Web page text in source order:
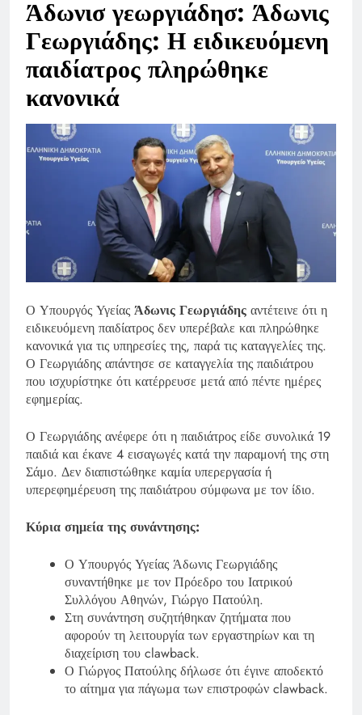
Άδωνισ γεωργιάδησ: Άδωνις
Γεωργιάδης: Η ειδικευόμενη
παιδίατρος πληρώθηκε
κανονικά
Ο Υπουργός ΥγείαςΆδωνις Γεωργιάδης αντέτεινε ότι η
ειδικευόμενη παιδίατρος δεν υπερέβαλε και πληρώθηκε
κανονικά για τις υπηρεσίες της, παρά τις καταγγελίες της.
Ο Γεωργιάδης απάντησε σε καταγγελία της παιδιάτρου
που ισχυρίστηκε ότι κατέρρευσε μετά από πέντε ημέρες
εφημερίας.
Ο Γεωργιάδης ανέφερε ότι η παιδιάτρος είδε συνολικά 19
παιδιά και έκανε 4 εισαγωγές κατά την παραμονή της στη
Σάμο. Δεν διαπιστώθηκε καμία υπερεργασία ή
υπερεφημέρευση της παιδιάτρου σύμφωνα με τον ίδιο.
Κύρια σημεία της συνάντησης:
Ο Υπουργός Υγείας Άδωνις Γεωργιάδης
συναντήθηκε με τον Πρόεδρο του Ιατρικού
Συλλόγου Αθηνών, Γιώργο Πατούλη.
Στη συνάντηση συζητήθηκαν ζητήματα που
αφορούν τη λειτουργία των εργαστηρίων και τη
διαχείριση του clawback.
Ο Γιώργος Πατούλης δήλωσε ότι έγινε αποδεκτό
το αίτημα για πάγωμα των επιστροφών clawback.